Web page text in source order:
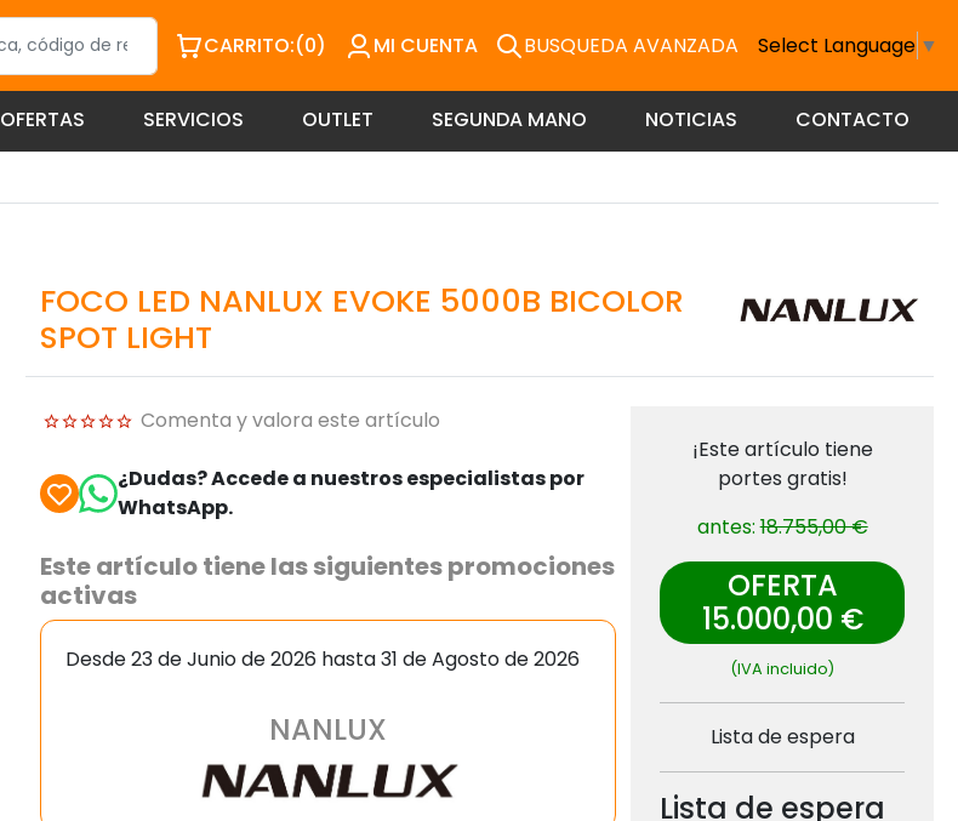
CARRITO:(0) MI CUENTA BUSQUEDA AVANZADA Select Language ▼
OFERTAS SERVICIOS OUTLET SEGUNDA MANO NOTICIAS CONTACTO
FOCO LED NANLUX EVOKE 5000B BICOLOR
SPOT LIGHT
Comenta y valora este artículo
¿Dudas? Accede a nuestros especialistas por
WhatsApp.
Este artículo tiene las siguientes promociones
activas
Desde 23 de Junio de 2026 hasta 31 de Agosto de 2026
NANLUX
¡Este artículo tiene
portes gratis!
antes:18.755,00 €
OFERTA
15.000,00 €
(IVA incluido)
Lista de espera
Lista de espera